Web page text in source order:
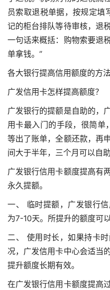
员索取退税单据，按规定填
记的柜台排队等待审核，退
一句话来概括：购物索要退
单拿钱。”
各大银行提高信用额度的方法
广发信用卡怎样提高额度？
广发银行的提额是自助的，
用卡最入门的手段，很简单
等出了账单，全额还款，再
间大于半年，三个月可以自
广发银行信用卡额度提高有
永久提额。
一、 临时提额，广发银行
为7-10天。所提升的额度可
二、 使用时长，如果持卡
况，广发信用卡中心会适当
提升额度长期有效。
在广发银行信用卡额度提高